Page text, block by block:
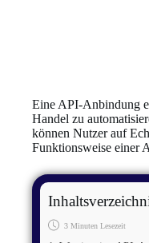
Eine API-Anbindung
Handel zu
können Nutzer auf
Funktionsweise einer
3 Minuten Lesezeit